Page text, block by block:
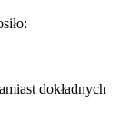
dokładnych